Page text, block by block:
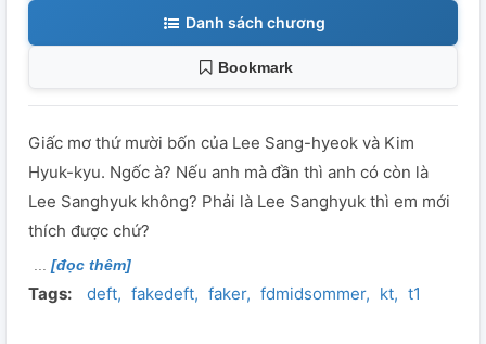
Danh sách chương
Bookmark
Giấc mơ thứ mười bốn của Lee Sang-hyeok và Kim
Hyuk-kyu. Ngốc à? Nếu anh mà đần thì anh có còn là
Lee Sanghyuk không? Phải là Lee Sanghyuk thì em mới
thích được chứ?
[đọc thêm]
Tags: deft fakedeft faker fdmidsommer kt t1